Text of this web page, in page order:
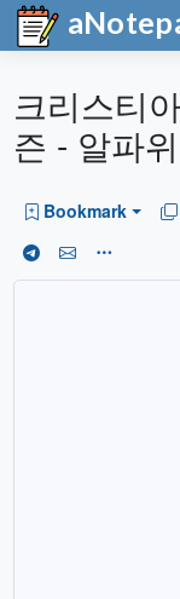
크리스티
즌 - 알파
Bookmark